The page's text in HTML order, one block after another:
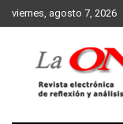
Skip
to
viernes, agosto 7, 2026